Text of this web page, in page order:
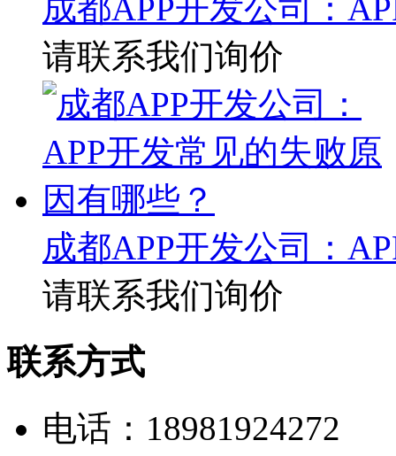
成都APP开发公司：
请联系我们询价
成都APP开发公司：
请联系我们询价
联系方式
电话：18981924272